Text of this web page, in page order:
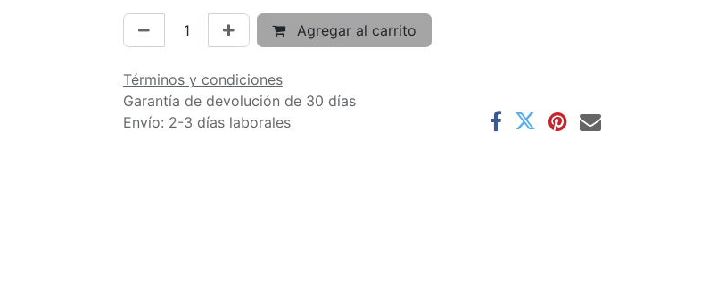
Agregar al carrito
Términos y condiciones
Garantía de devolución de 30 días
Envío: 2-3 días laborales